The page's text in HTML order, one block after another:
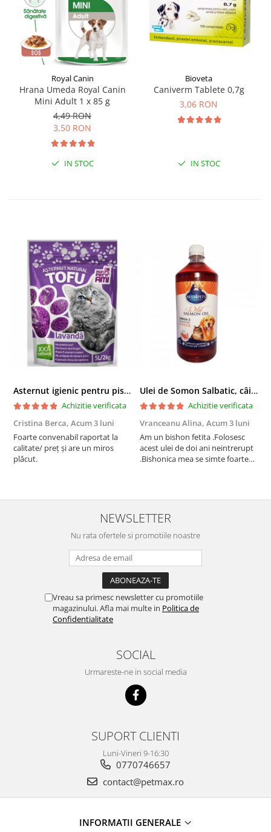
Royal Canin
Hrana Umeda Royal Canin
Mini Adult 1 x 85 g
4,49 RON
3,50 RON
IN STOC
Bioveta
Caniverm Tablete 0,7g
3,06 RON
IN STOC
Asternut igienic pentru pisici Tofu Lavanda, Mon Petit 5 l
Achizitie verificata
Cristina Berca, Acum 3 luni
Foarte convenabil raportat la
calitate/ preț și are un miros
plăcut.
Ulei de Somon Salbatic, câini și pisici, piele si blană, BEST4PETS, 1l
Achizitie verificata
Vranceanu Alina, Acum 3 luni
Am un bishon fetita .Folosesc
acest ulei de doi ani neintrerupt
.Bishonica mea se simte foarte
recomand cu mult drag !
NEWSLETTER
Nu rata ofertele si promotiile noastre
Vreau sa primesc newsletter cu promotiile
magazinului. Afla mai multe in Politica de
Confidentialitate
SOCIAL
Urmareste-ne in social media
SUPORT CLIENTI
Luni-Vineri 9-16:30
0770746657
contact@petmax.ro
INFORMATII GENERALE